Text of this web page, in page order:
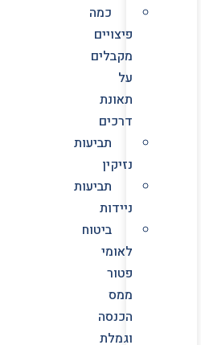
כמה
פיצויים
מקבלים
על
תאונת
דרכים
תביעות
נזיקין
תביעות
ניידות
ביטוח
לאומי
פטור
ממס
הכנסה
וגמלת